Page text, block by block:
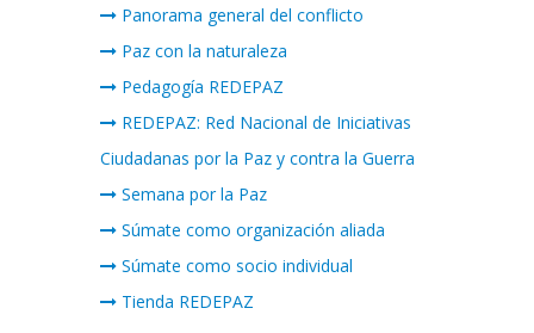
Panorama general del conflicto
Paz con la naturaleza
Pedagogía REDEPAZ
REDEPAZ: Red Nacional de Iniciativas
Ciudadanas por la Paz y contra la Guerra
Semana por la Paz
Súmate como organización aliada
Súmate como socio individual
Tienda REDEPAZ